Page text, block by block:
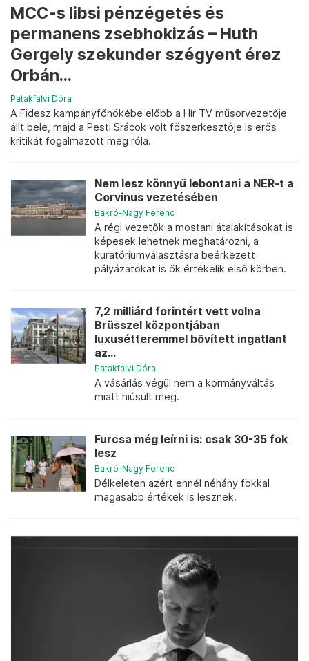
MCC-s libsi pénzégetés és
permanens zsebhokizás – Huth
Gergely szekunder szégyent érez
Orbán...
Patakfalvi Dóra
A Fidesz kampányfőnökébe előbb a Hír TV műsorvezetője
állt bele, majd a Pesti Srácok volt főszerkesztője is erős
kritikát fogalmazott meg róla.
Nem lesz könnyű lebontani a NER-t a
Corvinus vezetésében
Bakró-Nagy Ferenc
A régi vezetők a mostani átalakításokat is
képesek lehetnek meghatározni, a
kuratóriumválasztásra beérkezett
pályázatokat is ők értékelik első körben.
7,2 milliárd forintért vett volna
Brüsszel központjában
luxusétteremmel bővített ingatlant
az...
Patakfalvi Dóra
A vásárlás végül nem a kormányváltás
miatt hiúsult meg.
Furcsa még leírni is: csak 30-35 fok
lesz
Bakró-Nagy Ferenc
Délkeleten azért ennél néhány fokkal
magasabb értékek is lesznek.